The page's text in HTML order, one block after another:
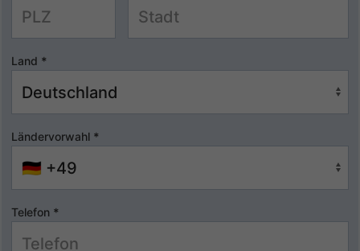
Land *
Ländervorwahl *
Telefon *